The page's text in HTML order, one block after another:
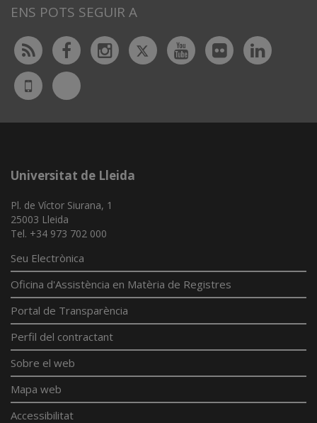
ENS POTS SEGUIR A
Rss FacebookInstagram
TwitterYoutubeFlickr
UdL
App
Bluesky
Universitat de Lleida
Pl. de Víctor Siurana, 1
25003 Lleida
Tel. +34 973 702 000
Seu Electrònica
Oficina d'Assistència en Matèria de Registres
Portal de Transparència
Perfil del contractant
Sobre el web
Mapa web
Accessibilitat